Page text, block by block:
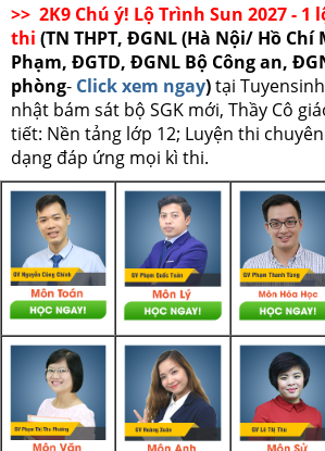
>> 2K9 Chú ý! Lộ Trình Sun 2027 -
thi (TN THPT, ĐGNL (Hà Nội/ Hồ
Phạm, ĐGTD, ĐGNL Bộ Công an,
phòng- Click xem ngay)tại
nhật bám sát bộ SGK mới, Thầy Cô
tiết: Nền tảng lớp 12; Luyện thi
dạng đáp ứng mọi kì thi.